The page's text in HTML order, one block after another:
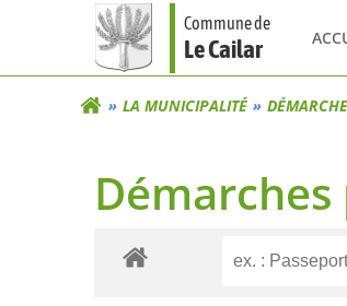
Commune de
Le Cailar
LA MUNICIPALITÉ